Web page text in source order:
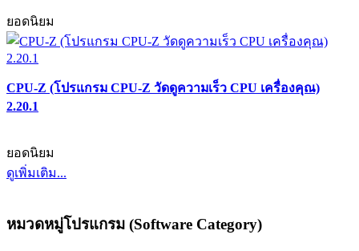
ยอดนิยม
CPU-Z (โปรแกรม CPU-Z วัดดูความเร็ว CPU เครื่องคุณ)
2.20.1
ยอดนิยม
ดูเพิ่มเติม...
หมวดหมู่โปรแกรม (Software Category)